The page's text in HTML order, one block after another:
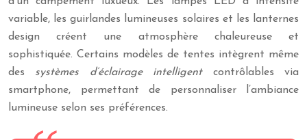
variable, les guirlandes lumineuses solaires et les lanternes
design créent une atmosphère chaleureuse et
sophistiquée. Certains modèles de tentes intègrent même
des systèmes d’éclairage intelligent contrôlables via
smartphone, permettant de personnaliser l’ambiance
lumineuse selon ses préférences.